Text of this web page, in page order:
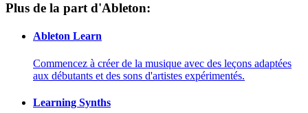
Plus de la part d'Ableton:
Ableton Learn
Commencez à créer de la musique avec des leçons adaptées
aux débutants et des sons d'artistes expérimentés.
Learning Synths